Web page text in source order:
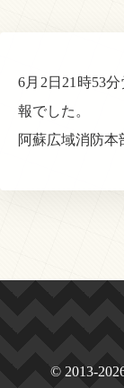
6月2日21時53
報でした。
阿蘇広域消防本
© 2013-